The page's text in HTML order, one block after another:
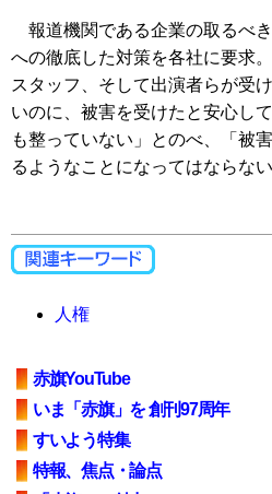
報道機関である企業の取るべ
への徹底した対策を各社に要求
スタッフ、そして出演者らが受
いのに、被害を受けたと安心し
も整っていない」とのべ、「被
るようなことになってはならな
人権
赤旗YouTube
いま「赤旗」を 創刊97周年
すいよう特集
特報、焦点・論点